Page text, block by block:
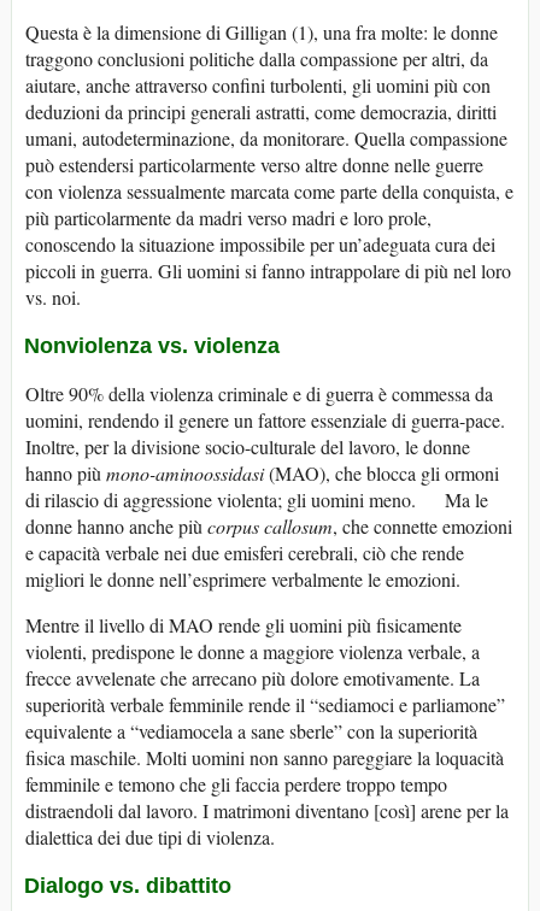
Questa è la dimensione di Gilligan (1), una fra molte: le donne
traggono conclusioni politiche dalla compassione per altri, da
aiutare, anche attraverso confini turbolenti, gli uomini più con
deduzioni da principi generali astratti, come democrazia, diritti
umani, autodeterminazione, da monitorare. Quella compassione
può estendersi particolarmente verso altre donne nelle guerre
con violenza sessualmente marcata come parte della conquista, e
più particolarmente da madri verso madri e loro prole,
conoscendo la situazione impossibile per un’adeguata cura dei
piccoli in guerra. Gli uomini si fanno intrappolare di più nel loro
vs. noi.
Nonviolenza vs. violenza
Oltre 90% della violenza criminale e di guerra è commessa da
uomini, rendendo il genere un fattore essenziale di guerra-pace.
Inoltre, per la divisione socio-culturale del lavoro, le donne
hanno più mono-aminoossidasi(MAO), che blocca gli ormoni
di rilascio di aggressione violenta; gli uomini meno. Ma le
donne hanno anche più corpus callosum, che connette emozioni
e capacità verbale nei due emisferi cerebrali, ciò che rende
migliori le donne nell’esprimere verbalmente le emozioni.
Mentre il livello di MAO rende gli uomini più fisicamente
violenti, predispone le donne a maggiore violenza verbale, a
frecce avvelenate che arrecano più dolore emotivamente. La
superiorità verbale femminile rende il “sediamoci e parliamone”
equivalente a “vediamocela a sane sberle” con la superiorità
fisica maschile. Molti uomini non sanno pareggiare la loquacità
femminile e temono che gli faccia perdere troppo tempo
distraendoli dal lavoro. I matrimoni diventano [così] arene per la
dialettica dei due tipi di violenza.
Dialogo vs. dibattito